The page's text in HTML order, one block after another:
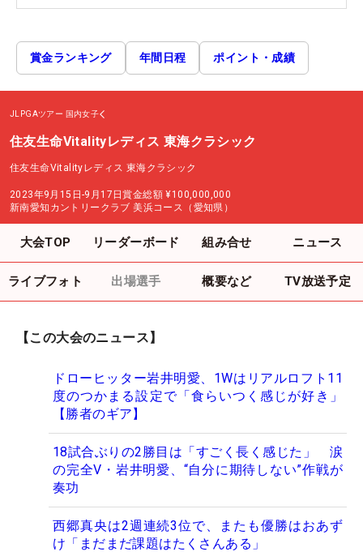
賞金ランキング 年間日程 ポイント・成績
JLPGAツアー 国内女子
住友生命Vitalityレディス 東海クラシック
住友生命Vitalityレディス 東海クラシック
2023年9月15日-9月17日賞金総額 ¥100,000,000
新南愛知カントリークラブ 美浜コース（愛知県）
大会TOP リーダーボード 組み合せ ニュース
ライブフォト 出場選手 概要など TV放送予定
【この大会のニュース】
ドローヒッター岩井明愛、1Wはリアルロフト11
度のつかまる設定で「食らいつく感じが好き」
【勝者のギア】
18試合ぶりの2勝目は「すごく長く感じた」 涙
の完全V・岩井明愛、“自分に期待しない”作戦が
奏功
西郷真央は2週連続3位で、またも優勝はおあず
け「まだまだ課題はたくさんある」